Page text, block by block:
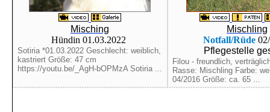
Misching
Hündin 01.03.2022
Sotiria *01.03.2022 Geschlecht: weiblich,
kastriert Größe: 47 cm
https://youtu.be/_AgH-bOPMzA Sotiria ...
Mischling
Notfall/Rüde
Pflegestelle
Filou - freundlich,
Rasse: Mischling Farbe:
04/2016 Größe: ca. 65 ...